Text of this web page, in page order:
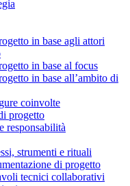
in base agli attori
in base al focus
in base all’ambito di
coinvolte
progetto
responsabilità
strumenti e rituali
di progetto
tecnici collaborativi